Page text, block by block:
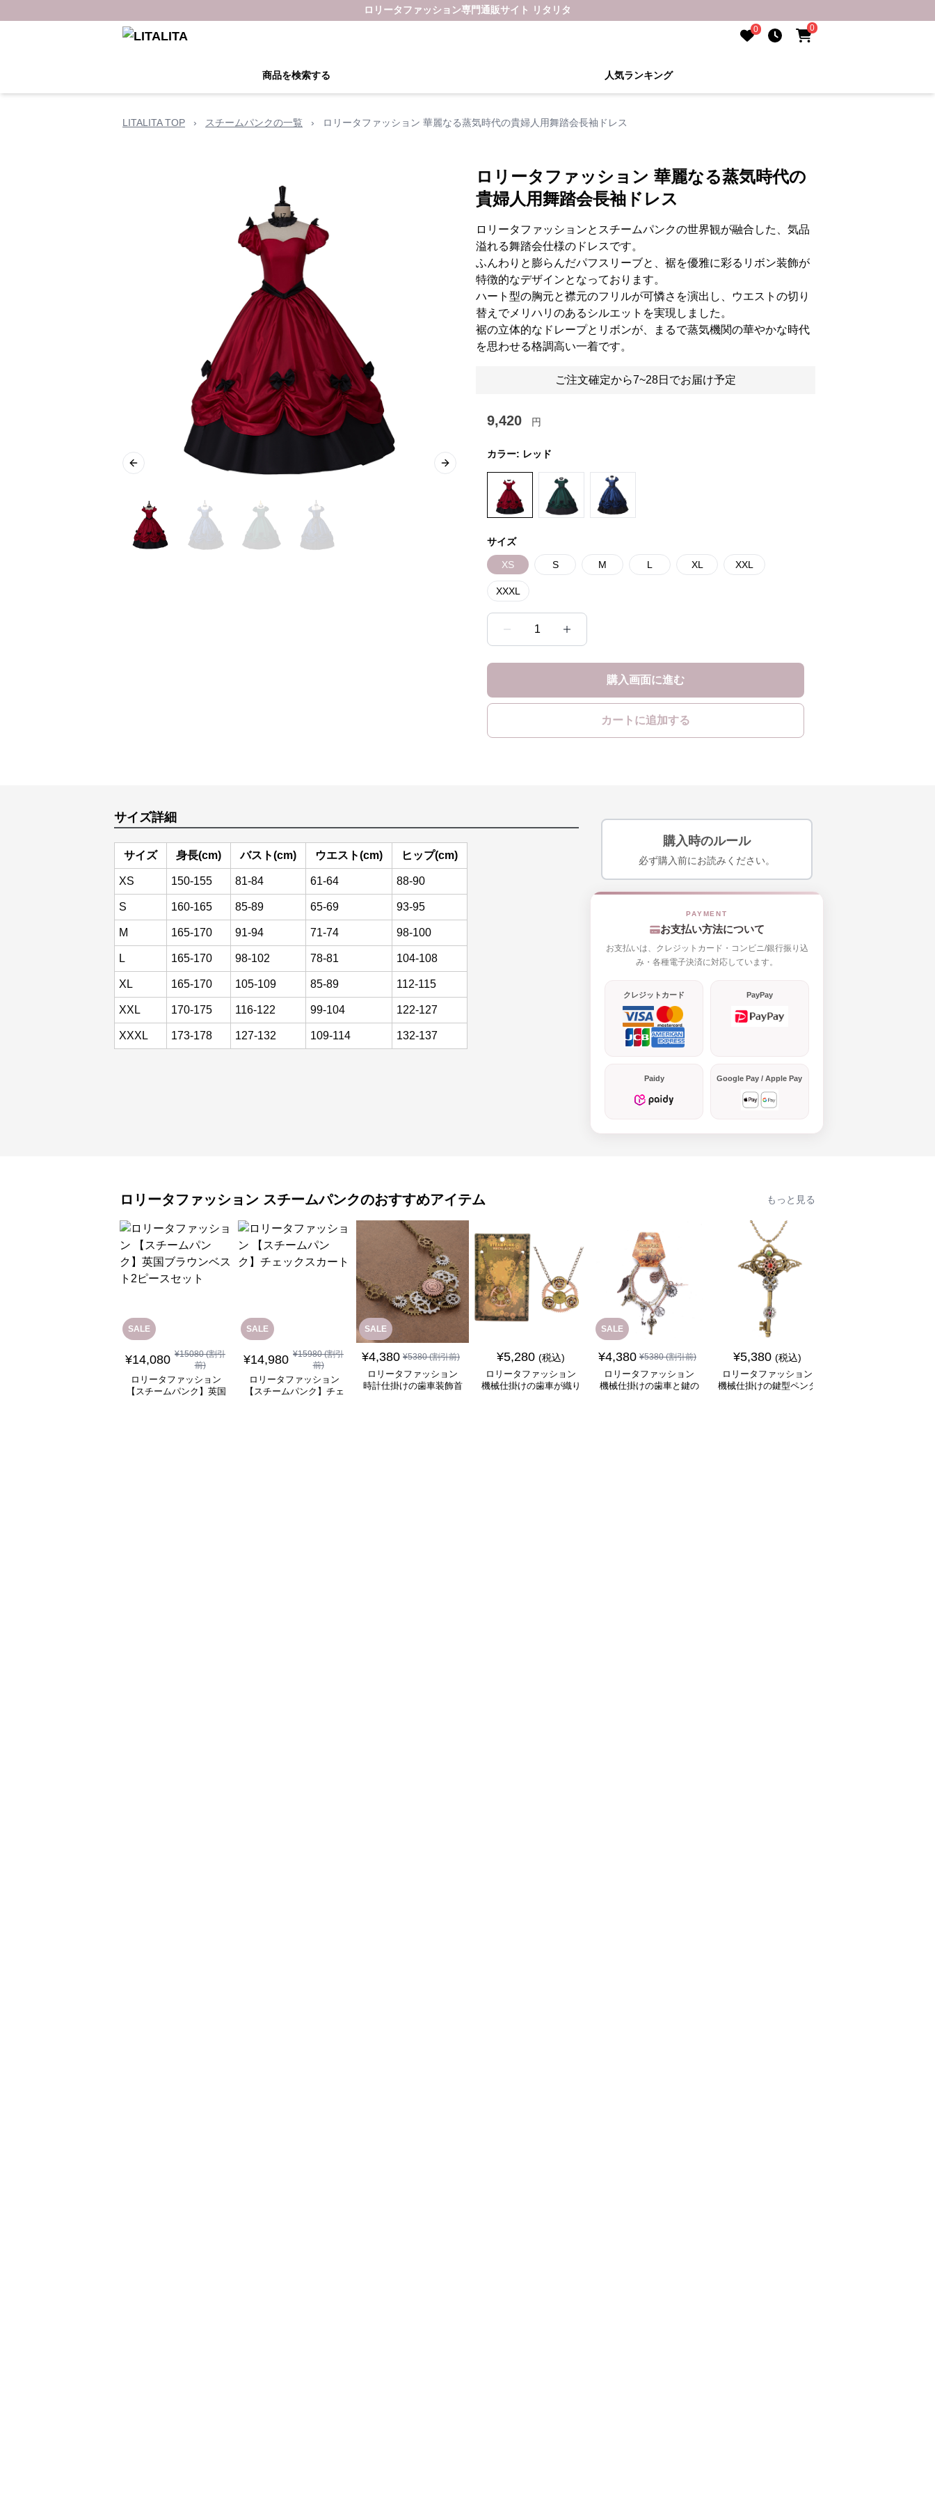
ロリータファッション専門通販サイト リタリタ
0 0
商品を検索する 人気ランキング
LITALITA TOP › スチームパンクの一覧 › ロリータファッション 華麗なる蒸気時代の貴婦人用舞踏会長袖ドレス
Previous slide Next slide
ロリータファッション 華麗なる蒸気時代の
貴婦人用舞踏会長袖ドレス
ロリータファッションとスチームパンクの世界観が融合した、気品
溢れる舞踏会仕様のドレスです。
ふんわりと膨らんだパフスリーブと、裾を優雅に彩るリボン装飾が
特徴的なデザインとなっております。
ハート型の胸元と襟元のフリルが可憐さを演出し、ウエストの切り
替えでメリハリのあるシルエットを実現しました。
裾の立体的なドレープとリボンが、まるで蒸気機関の華やかな時代
を思わせる格調高い一着です。
ご注文確定から7~28日でお届け予定
9,420 円
カラー: レッド
サイズ
XS S M L XL XXL
XXXL
1
購入画面に進む
カートに追加する
サイズ詳細
サイズ 身長(cm) バスト(cm) ウエスト(cm) ヒップ(cm)
XS 150-155 81-84 61-64 88-90
S 160-165 85-89 65-69 93-95
M 165-170 91-94 71-74 98-100
L 165-170 98-102 78-81 104-108
XL 165-170 105-109 85-89 112-115
XXL 170-175 116-122 99-104 122-127
XXXL 173-178 127-132 109-114 132-137
購入時のルール
必ず購入前にお読みください。
お支払い方法について
お支払いは、クレジットカード・コンビニ/銀行振り込
み・各種電子決済に対応しています。
クレジットカード PayPay
Paidy Google Pay / Apple Pay
ロリータファッション スチームパンクのおすすめアイテム もっと見る
SALE
¥14,080 ¥15080(割引
前)
ロリータファッション
【スチームパンク】英国
SALE
¥14,980 ¥15980(割引
前)
ロリータファッション
【スチームパンク】チェ
SALE
¥4,380 ¥5380(割引前)
ロリータファッション
時計仕掛けの歯車装飾首
¥5,280 (税込)
ロリータファッション
機械仕掛けの歯車が織り
SALE
¥4,380 ¥5380(割引前)
ロリータファッション
機械仕掛けの歯車と鍵の
¥5,380 (税込)
ロリータファッション
機械仕掛けの鍵型ペンダ